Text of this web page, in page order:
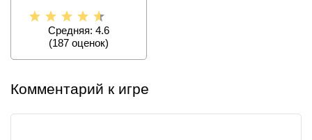
Средняя: 4.6
(187 оценок)
Комментарий к игре